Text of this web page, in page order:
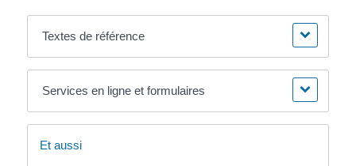
Textes de référence
Services en ligne et formulaires
Et aussi